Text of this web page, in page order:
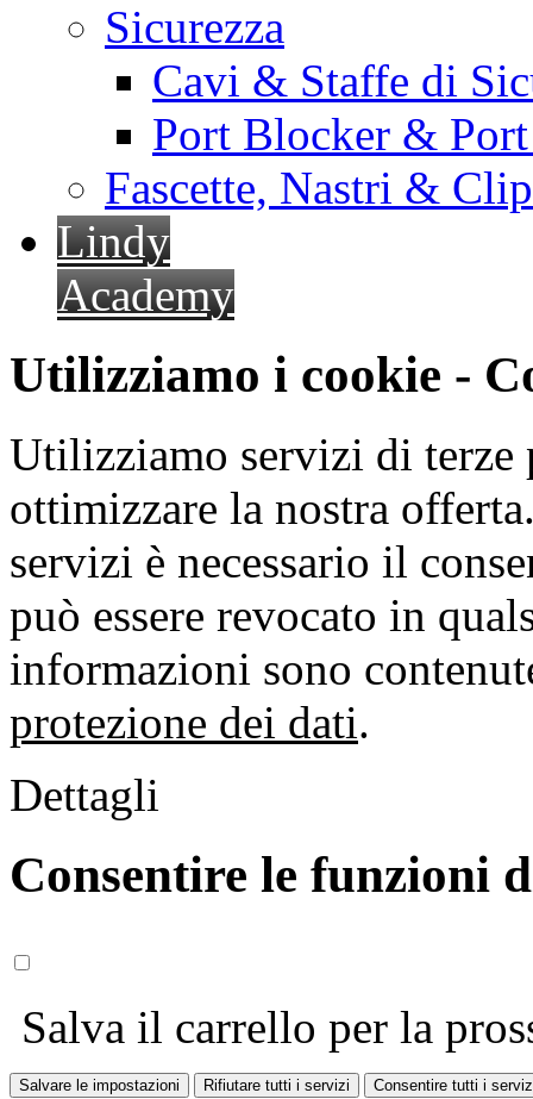
Sicurezza
Cavi & Staffe di
Port Blocker &
Fascette, Nastri &
Lindy
Academy
Utilizziamo i cookie -
Utilizziamo servizi di terze
ottimizzare la nostra
servizi è necessario il
può essere revocato in
informazioni sono
protezione dei dati.
Dettagli
Consentire le funzioni
Salva il carrello per la
Salvare le impostazioni Rifiutare tutti i servizi Consentire tutti i